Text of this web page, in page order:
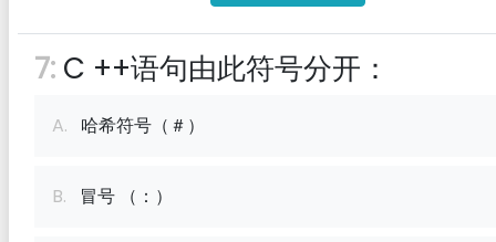
7: C ++语句由此符号分开：
A. 哈希符号（＃）
B. 冒号 （：）